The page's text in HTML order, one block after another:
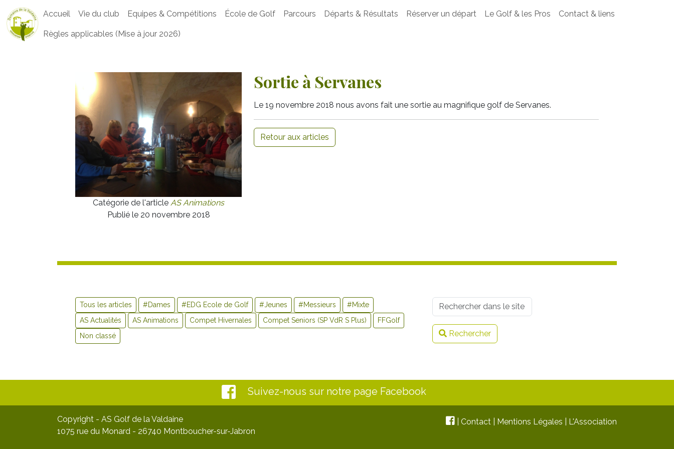
Accueil Vie du club Equipes & Compétitions École de Golf Parcours Départs & Résultats Réserver un départ Le Golf & les Pros Contact & liens
Règles applicables (Mise à jour 2026)
Catégorie de l'article AS Animations
Publié le 20 novembre 2018
Sortie à Servanes
Le 19 novembre 2018 nous avons fait une sortie au magnifique golf de Servanes.
Retour aux articles
Tous les articles #Dames #EDG Ecole de Golf #Jeunes #Messieurs
#Mixte
AS Actualités
AS Animations Compet Hivernales Compet Seniors (SP VdR S Plus)
FFGolf
Non classé
Username
Rechercher
Suivez-nous sur notre page Facebook
Copyright - AS Golf de la Valdaine
1075 rue du Monard - 26740 Montboucher-sur-Jabron
Contact Mentions Légales L'Association